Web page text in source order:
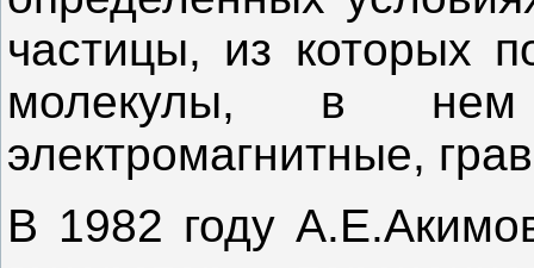
частицы, из которых
молекулы, в
электромагнитные,
В 1982 году